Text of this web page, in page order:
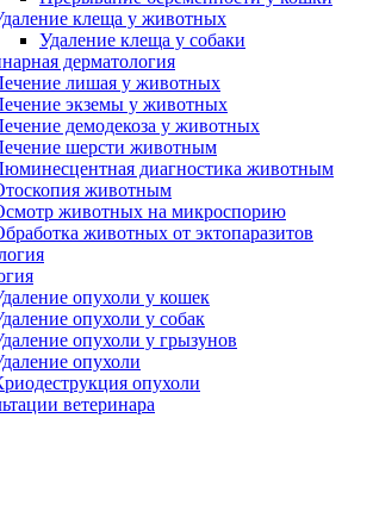
клеща у животных
Удаление клеща у собаки
дерматология
лишая у животных
экземы у животных
демодекоза у животных
шерсти животным
диагностика животным
животным
животных на микроспорию
животных от эктопаразитов
опухоли у кошек
опухоли у собак
опухоли у грызунов
опухоли
опухоли
ветеринара